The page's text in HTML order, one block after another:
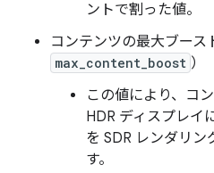
ントで割った値。
コンテンツの最大ブース
max_content_boost ）
この値により、コ
HDR ディスプレイ
を SDR レンダリ
す。